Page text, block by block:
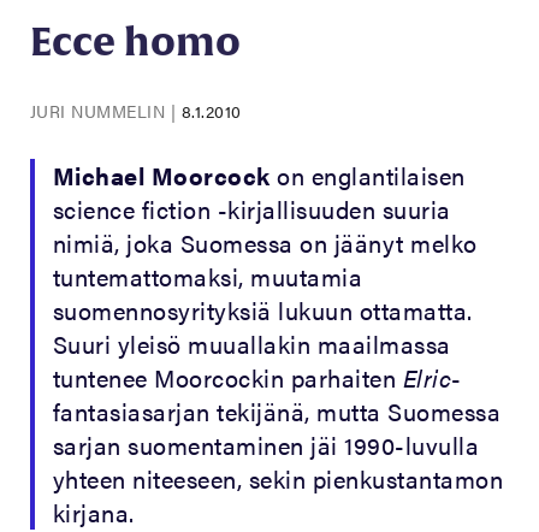
Ecce homo
JURI NUMMELIN | 8.1.2010
Michael Moorcockon englantilaisen
science fiction -kirjallisuuden suuria
nimiä, joka Suomessa on jäänyt melko
tuntemattomaksi, muutamia
suomennosyrityksiä lukuun ottamatta.
Suuri yleisö muuallakin maailmassa
tuntenee Moorcockin parhaiten Elric-
fantasiasarjan tekijänä, mutta Suomessa
sarjan suomentaminen jäi 1990-luvulla
yhteen niteeseen, sekin pienkustantamon
kirjana.